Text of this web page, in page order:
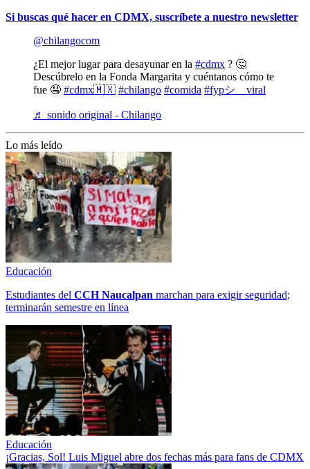
Si buscas qué hacer en CDMX, suscríbete a nuestro newsletter
@chilangocom
¿El mejor lugar para desayunar en la #cdmx ? 🤔
Descúbrelo en la Fonda Margarita y cuéntanos cómo te
fue 🤤 #cdmx🇲🇽 #chilango #comida #fypシ゚viral
♬ sonido original - Chilango
Lo más leído
Educación
Estudiantes del CCH Naucalpan marchan para exigir seguridad;
terminarán semestre en línea
Educación
¡Gracias, Sol! Luis Miguel abre dos fechas más para fans de CDMX